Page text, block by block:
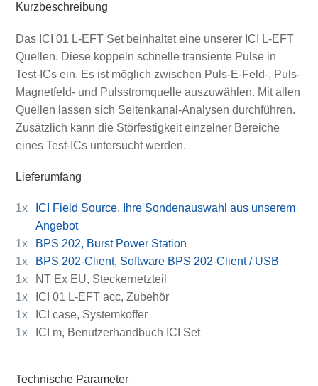
Kurzbeschreibung
Das ICI 01 L-EFT Set beinhaltet eine unserer ICI L-EFT
Quellen. Diese koppeln schnelle transiente Pulse in
Test-ICs ein. Es ist möglich zwischen Puls-E-Feld-, Puls-
Magnetfeld- und Pulsstromquelle auszuwählen. Mit allen
Quellen lassen sich Seitenkanal-Analysen durchführen.
Zusätzlich kann die Störfestigkeit einzelner Bereiche
eines Test-ICs untersucht werden.
Lieferumfang
1x
ICI Field Source, Ihre Sondenauswahl aus unserem
Angebot
1x
BPS 202, Burst Power Station
1x
BPS 202-Client, Software BPS 202-Client / USB
1x
NT Ex EU, Steckernetzteil
1x
ICI 01 L-EFT acc, Zubehör
1x
ICI case, Systemkoffer
1x
ICI m, Benutzerhandbuch ICI Set
Technische Parameter